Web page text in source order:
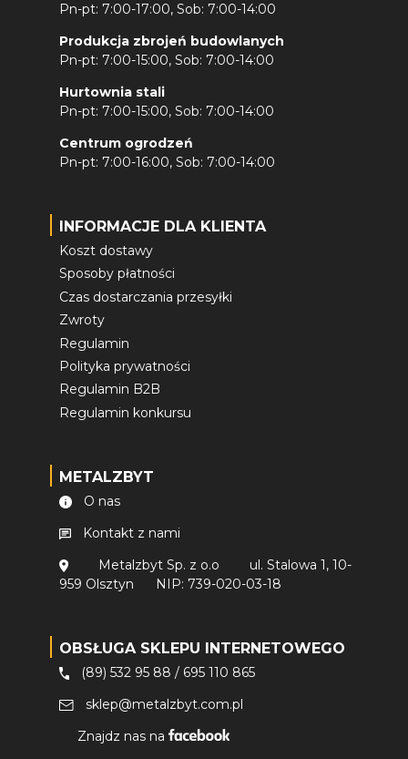
Pn-pt: 7:00-17:00, Sob: 7:00-14:00
Produkcja zbrojeń budowlanych
Pn-pt: 7:00-15:00, Sob: 7:00-14:00
Hurtownia stali
Pn-pt: 7:00-15:00, Sob: 7:00-14:00
Centrum ogrodzeń
Pn-pt: 7:00-16:00, Sob: 7:00-14:00
INFORMACJE DLA KLIENTA
Koszt dostawy
Sposoby płatności
Czas dostarczania przesyłki
Zwroty
Regulamin
Polityka prywatności
Regulamin B2B
Regulamin konkursu
METALZBYT
O nas
Kontakt z nami
Metalzbyt Sp. z o.o
ul. Stalowa 1, 10-
959 Olsztyn
NIP: 739-020-03-18
OBSŁUGA SKLEPU INTERNETOWEGO
(89) 532 95 88 / 695 110 865
sklep@metalzbyt.com.pl
Znajdz nas na